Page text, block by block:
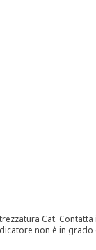
Cat.
non è in